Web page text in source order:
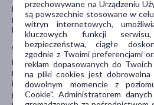
przez pacjenta obecnie lub ostatnio, a
pacjent planuje przyjmować, w tym
bez recepty.
W szczególności należy poinformować
przyjmuje: ryfampicynę, cymetydynę,
przeciwdepresyjne, selektywne
inhibitory monoaminooksydazy, beta-
przeciwarytmiczne, kofeinę,
przechowywane na Urządzeniu
są powszechnie stosowane w
witryn internetowych,
kluczowych funkcji
bezpieczeństwa, ciągłe
zgodnie z Twoimi preferencjami
reklam dopasowanych do
na pliki cookies jest
dowolnym momencie z
Cookie". Administratorem